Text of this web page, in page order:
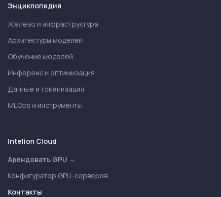
Энциклопедия
Железо и инфраструктура
Архитектуры моделей
Обучение моделей
Инференс и оптимизация
Данные и токенизация
MLOps и инструменты
Intelion Cloud
Арендовать GPU →
Конфигуратор GPU-серверов
Контакты